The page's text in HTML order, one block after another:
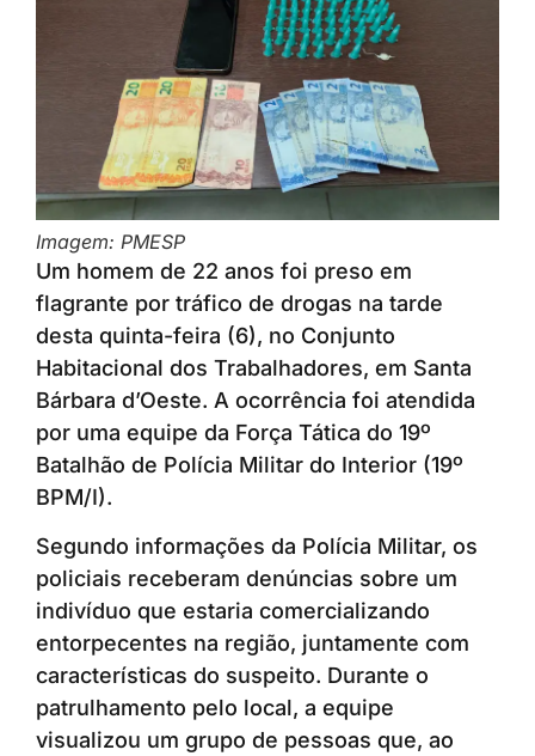
Imagem: PMESP
Um homem de 22 anos foi preso em
flagrante por tráfico de drogas na tarde
desta quinta-feira (6), no Conjunto
Habitacional dos Trabalhadores, em Santa
Bárbara d’Oeste. A ocorrência foi atendida
por uma equipe da Força Tática do 19º
Batalhão de Polícia Militar do Interior (19º
BPM/I).
Segundo informações da Polícia Militar, os
policiais receberam denúncias sobre um
indivíduo que estaria comercializando
entorpecentes na região, juntamente com
características do suspeito. Durante o
patrulhamento pelo local, a equipe
visualizou um grupo de pessoas que, ao